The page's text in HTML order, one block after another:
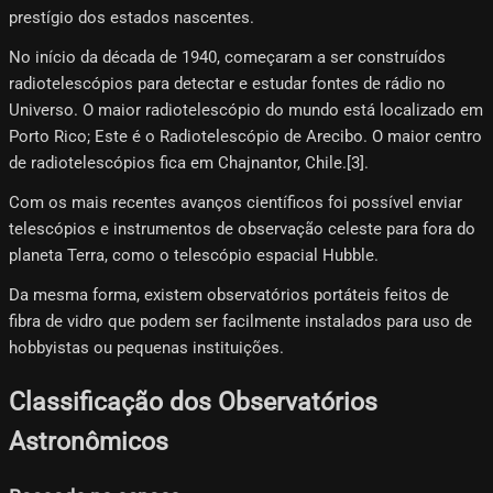
prestígio dos estados nascentes.
No início da década de 1940, começaram a ser construídos
radiotelescópios para detectar e estudar fontes de rádio no
Universo. O maior radiotelescópio do mundo está localizado em
Porto Rico; Este é o Radiotelescópio de Arecibo. O maior centro
de radiotelescópios fica em Chajnantor, Chile.[3]​.
Com os mais recentes avanços científicos foi possível enviar
telescópios e instrumentos de observação celeste para fora do
planeta Terra, como o telescópio espacial Hubble.
Da mesma forma, existem observatórios portáteis feitos de
fibra de vidro que podem ser facilmente instalados para uso de
hobbyistas ou pequenas instituições.
Classificação dos Observatórios
Astronômicos